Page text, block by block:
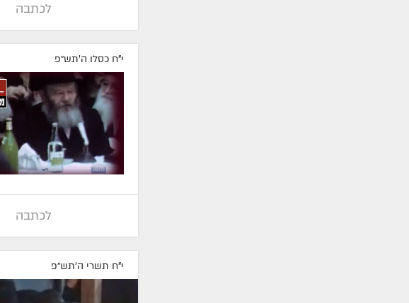
לכתבה
י"ח כסלו ה׳תש״פ
לכתבה
י"ח תשרי ה׳תש״פ